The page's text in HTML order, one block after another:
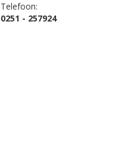
Telefoon:
0251 - 257924